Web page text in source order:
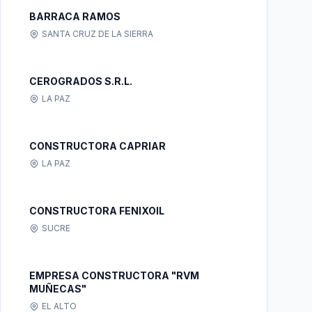
BARRACA RAMOS
SANTA CRUZ DE LA SIERRA
CEROGRADOS S.R.L.
LA PAZ
CONSTRUCTORA CAPRIAR
LA PAZ
CONSTRUCTORA FENIXOIL
SUCRE
EMPRESA CONSTRUCTORA "RVM
MUÑECAS"
EL ALTO